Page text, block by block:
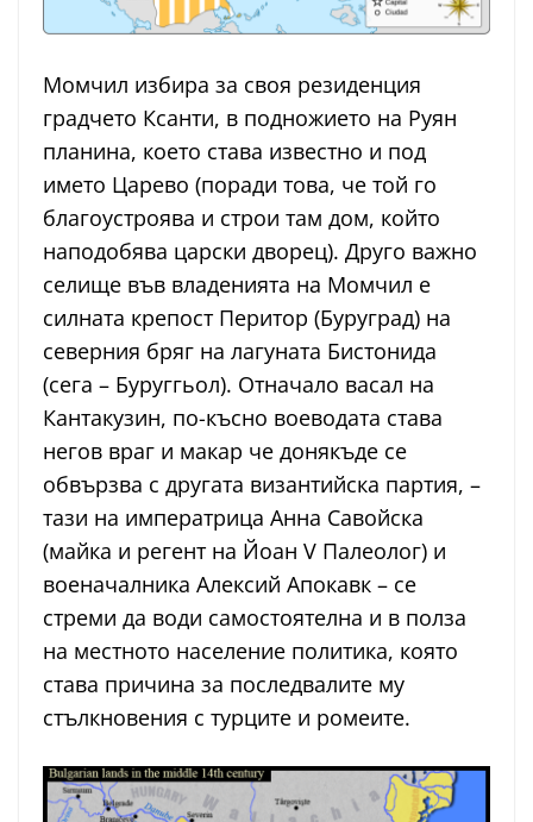
Момчил избира за своя резиденция
градчето Ксанти, в подножието на Руян
планина, което става известно и под
името Царево (поради това, че той го
благоустроява и строи там дом, който
наподобява царски дворец). Друго важно
селище във владенията на Момчил е
силната крепост Перитор (Буруград) на
северния бряг на лагуната Бистонида
(сега – Буруггьол). Отначало васал на
Кантакузин, по-късно воеводата става
негов враг и макар че донякъде се
обвързва с другата византийска партия, –
тази на императрица Анна Савойска
(майка и регент на Йоан V Палеолог) и
военачалника Алексий Апокавк – се
стреми да води самостоятелна и в полза
на местното население политика, която
става причина за последвалите му
стълкновения с турците и ромеите.